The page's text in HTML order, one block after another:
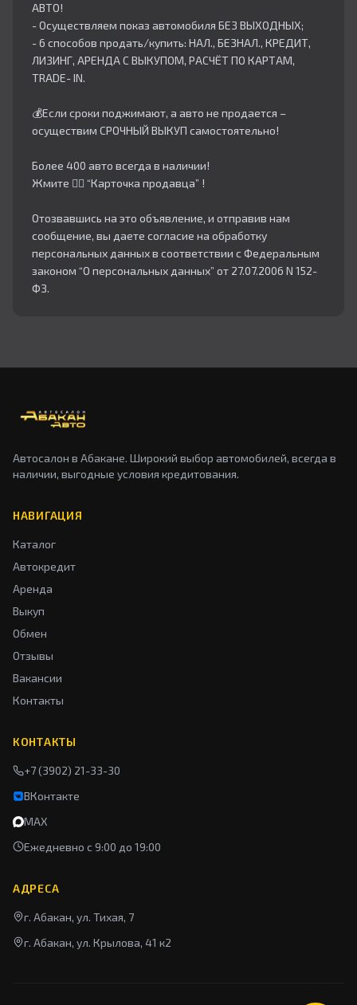
АВТО!
- Осуществляем показ автомобиля БЕЗ ВЫХОДНЫХ;
- 6 способов продать/купить: НАЛ., БЕЗНАЛ., КРЕДИТ,
ЛИЗИНГ, АРЕНДА С ВЫКУПОМ, РАСЧЁТ ПО КАРТАМ,
TRADE- IN.
💰Если сроки поджимают, а авто не продается –
осуществим СРОЧНЫЙ ВЫКУП самостоятельно!
Более 400 авто всегда в наличии!
Жмите 👇🏻 “Карточка продавца” !
Отозвавшись на это объявление, и отправив нам
сообщение, вы даете согласие на обработку
персональных данных в соответствии с Федеральным
законом “О персональных данных” от 27.07.2006 N 152-
ФЗ.
Автосалон в Абакане. Широкий выбор автомобилей, всегда в
наличии, выгодные условия кредитования.
НАВИГАЦИЯ
Каталог
Автокредит
Аренда
Выкуп
Обмен
Отзывы
Вакансии
Контакты
КОНТАКТЫ
+7 (3902) 21-33-30
ВКонтакте
MAX
Ежедневно с 9:00 до 19:00
АДРЕСА
г. Абакан, ул. Тихая, 7
г. Абакан, ул. Крылова, 41 к2